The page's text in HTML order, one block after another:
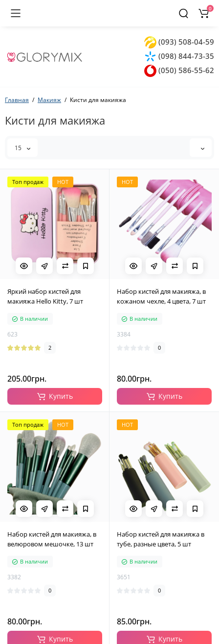
(093) 508-04-59
(098) 844-73-35
(050) 586-55-62
0
Главная Макияж Кисти для макияжа
Кисти для макияжа
15
Топ продаж HOT
Яркий набор кистей для
макияжа Hello Kitty, 7 шт
В наличии
623
2
205.00грн.
Купить
HOT
Набор кистей для макияжа, в
кожаном чехле, 4 цвета, 7 шт
В наличии
3384
0
80.00грн.
Купить
Топ продаж HOT
Набор кистей для макияжа, в
велюровом мешочке, 13 шт
В наличии
3382
0
80.00грн.
Купить
HOT
Набор кистей для макияжа в
тубе, разные цвета, 5 шт
В наличии
3651
0
85.00грн.
Купить